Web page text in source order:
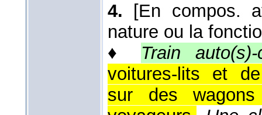
4.
[En compos.
nature ou la
♦ Train auto(s)-
voitures-lits et
sur des